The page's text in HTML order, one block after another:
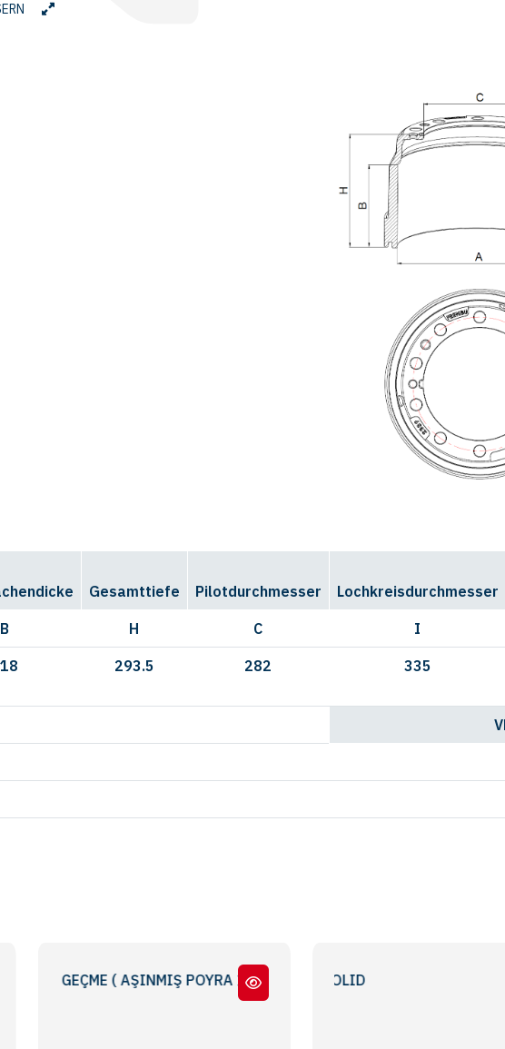
Gesamttiefe Pilotdurchmesser Lochkreisdurchmesser
B H C I
293.5 282 335
( AŞINMIŞ POYRA İÇİN ) / CLOSE FIT (FOR WEARED HUB)